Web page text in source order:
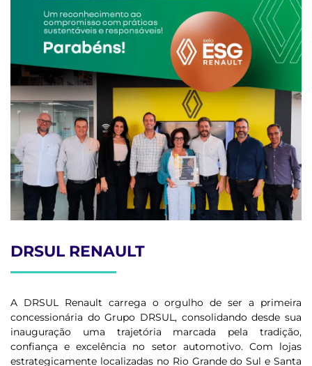
DRSUL RENAULT
A DRSUL Renault carrega o orgulho de ser a primeira
concessionária do Grupo DRSUL, consolidando desde sua
inauguração uma trajetória marcada pela tradição,
confiança e excelência no setor automotivo. Com lojas
estrategicamente localizadas no Rio Grande do Sul e Santa